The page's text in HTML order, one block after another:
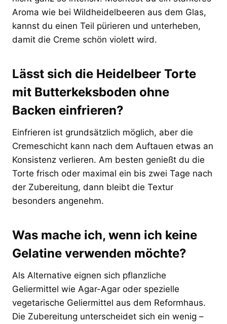
Aroma wie bei Wildheidelbeeren aus dem Glas,
kannst du einen Teil pürieren und unterheben,
damit die Creme schön violett wird.
Lässt sich die Heidelbeer Torte
mit Butterkeksboden ohne
Backen einfrieren?
Einfrieren ist grundsätzlich möglich, aber die
Cremeschicht kann nach dem Auftauen etwas an
Konsistenz verlieren. Am besten genießt du die
Torte frisch oder maximal ein bis zwei Tage nach
der Zubereitung, dann bleibt die Textur
besonders angenehm.
Was mache ich, wenn ich keine
Gelatine verwenden möchte?
Als Alternative eignen sich pflanzliche
Geliermittel wie Agar-Agar oder spezielle
vegetarische Geliermittel aus dem Reformhaus.
Die Zubereitung unterscheidet sich ein wenig –